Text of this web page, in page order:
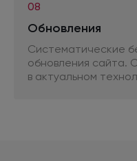
08
Обновления
Систематические
обновления сайта.
в актуальном